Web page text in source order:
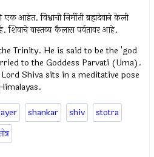
आहेत. विश्वाची निर्मीती ब्रह्मदेवाने केली
शिवाचे वास्तव्य कैलास पर्वतावर आहे.
Trinity. He is said to be the 'god
to the Goddess Parvati (Uma).
Shiva sits in a meditative pose
shankar shiv
stotra